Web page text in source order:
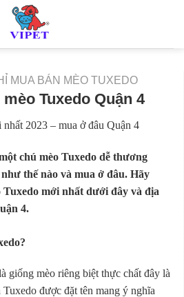
MUA BÁN MÈO TUXEDO
Tuxedo Quận 4
2023 – mua ở đâu Quận 4
chú mèo Tuxedo dễ thương
thế nào và mua ở đâu. Hãy
Tuxedo mới nhất dưới đây và địa
4.
giống mèo riêng biệt thực chất đây là
được đặt tên mang ý nghĩa